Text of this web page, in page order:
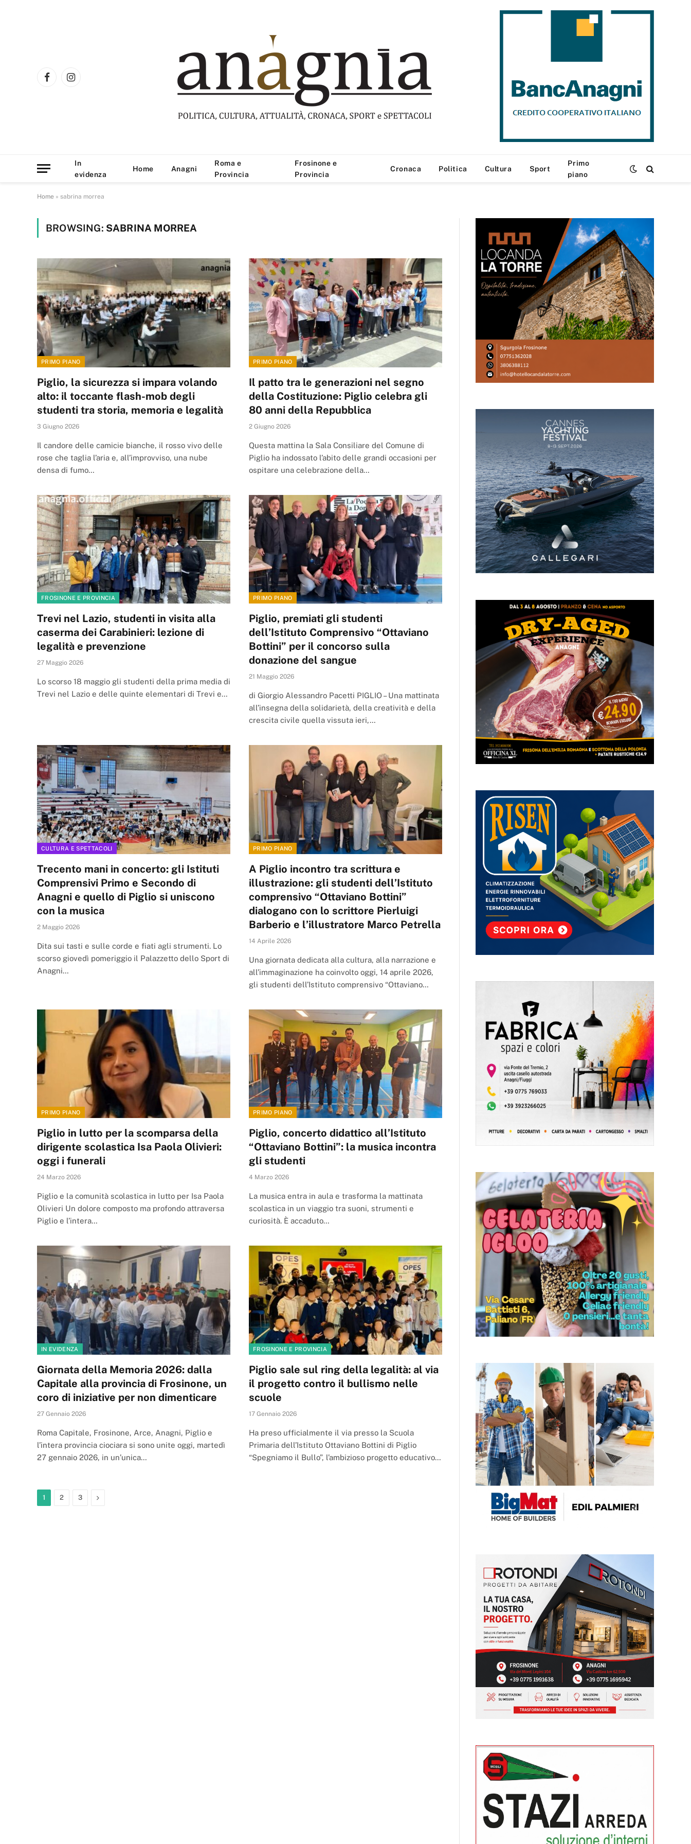
FacebookInstagram
In
evidenza
Home Anagni
Roma e
Provincia
Frosinone e
Provincia
Cronaca Politica Cultura Sport
Primo
piano
Home » sabrina morrea
BROWSING: SABRINA MORREA
PRIMO PIANO
Piglio, la sicurezza si impara volando
alto: il toccante flash-mob degli
studenti tra storia, memoria e legalità
3 Giugno 2026
Il candore delle camicie bianche, il rosso vivo delle
rose che taglia l’aria e, all’improvviso, una nube
densa di fumo…
PRIMO PIANO
Il patto tra le generazioni nel segno
della Costituzione: Piglio celebra gli
80 anni della Repubblica
2 Giugno 2026
Questa mattina la Sala Consiliare del Comune di
Piglio ha indossato l’abito delle grandi occasioni per
ospitare una celebrazione della…
FROSINONE E PROVINCIA
Trevi nel Lazio, studenti in visita alla
caserma dei Carabinieri: lezione di
legalità e prevenzione
27 Maggio 2026
Lo scorso 18 maggio gli studenti della prima media di
Trevi nel Lazio e delle quinte elementari di Trevi e…
PRIMO PIANO
Piglio, premiati gli studenti
dell’Istituto Comprensivo “Ottaviano
Bottini” per il concorso sulla
donazione del sangue
21 Maggio 2026
di Giorgio Alessandro Pacetti PIGLIO – Una mattinata
all’insegna della solidarietà, della creatività e della
crescita civile quella vissuta ieri,…
CULTURA E SPETTACOLI
Trecento mani in concerto: gli Istituti
Comprensivi Primo e Secondo di
Anagni e quello di Piglio si uniscono
con la musica
2 Maggio 2026
Dita sui tasti e sulle corde e fiati agli strumenti. Lo
scorso giovedì pomeriggio il Palazzetto dello Sport di
Anagni…
PRIMO PIANO
A Piglio incontro tra scrittura e
illustrazione: gli studenti dell’Istituto
comprensivo “Ottaviano Bottini”
dialogano con lo scrittore Pierluigi
Barberio e l’illustratore Marco Petrella
14 Aprile 2026
Una giornata dedicata alla cultura, alla narrazione e
all’immaginazione ha coinvolto oggi, 14 aprile 2026,
gli studenti dell’Istituto comprensivo “Ottaviano…
PRIMO PIANO
Piglio in lutto per la scomparsa della
dirigente scolastica Isa Paola Olivieri:
oggi i funerali
24 Marzo 2026
Piglio e la comunità scolastica in lutto per Isa Paola
Olivieri Un dolore composto ma profondo attraversa
Piglio e l’intera…
PRIMO PIANO
Piglio, concerto didattico all’Istituto
“Ottaviano Bottini”: la musica incontra
gli studenti
4 Marzo 2026
La musica entra in aula e trasforma la mattinata
scolastica in un viaggio tra suoni, strumenti e
curiosità. È accaduto…
IN EVIDENZA
Giornata della Memoria 2026: dalla
Capitale alla provincia di Frosinone, un
coro di iniziative per non dimenticare
27 Gennaio 2026
Roma Capitale, Frosinone, Arce, Anagni, Piglio e
l’intera provincia ciociara si sono unite oggi, martedì
27 gennaio 2026, in un’unica…
FROSINONE E PROVINCIA
Piglio sale sul ring della legalità: al via
il progetto contro il bullismo nelle
scuole
17 Gennaio 2026
Ha preso ufficialmente il via presso la Scuola
Primaria dell’Istituto Ottaviano Bottini di Piglio
“Spegniamo il Bullo”, l’ambizioso progetto educativo…
1 2 3 Next